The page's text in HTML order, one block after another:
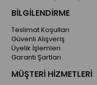
BİLGİLENDİRME
Teslimat Koşulları
Güvenli Alışveriş
Üyelik İşlemleri
Garanti Şartları
MÜŞTERİ HİZMETLERİ